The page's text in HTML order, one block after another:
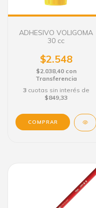
ADHESIVO VOLIGOMA
30 cc
$2.548
$2.038,40 con
Transferencia
3 cuotas sin interés de
$849,33